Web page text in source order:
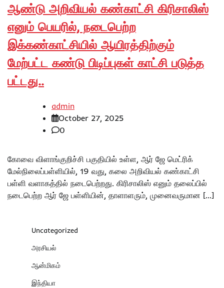
ஆண்டு அறிவியல் கண்காட்சி கிரிசாலிஸ்
எனும் பெயரில், நடைபெற்ற
இக்கண்காட்சியில் ஆயிரத்திற்கும்
மேற்பட்ட கண்டு பிடிப்புகள் காட்சி படுத்த
பட்டது..
admin
October 27, 2025
0
கோவை விளாங்குறிச்சி பகுதியில் உள்ள, ஆர் ஜே மெட்ரிக்
மேல்நிலைப்பள்ளியில், 19 வது, கலை அறிவியல் கண்காட்சி
பள்ளி வளாகத்தில் நடைபெற்றது. கிரிசாலிஸ் எனும் தலைப்பில்
நடைபெற்ற ஆர் ஜே பள்ளியின், தாளாளரும், முனைவருமான […]
Uncategorized
அரசியல்
ஆன்மிகம்
இந்தியா